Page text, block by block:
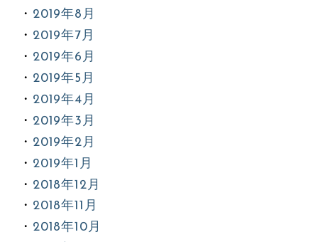
2019年8月
2019年7月
2019年6月
2019年5月
2019年4月
2019年3月
2019年2月
2019年1月
2018年12月
2018年11月
2018年10月